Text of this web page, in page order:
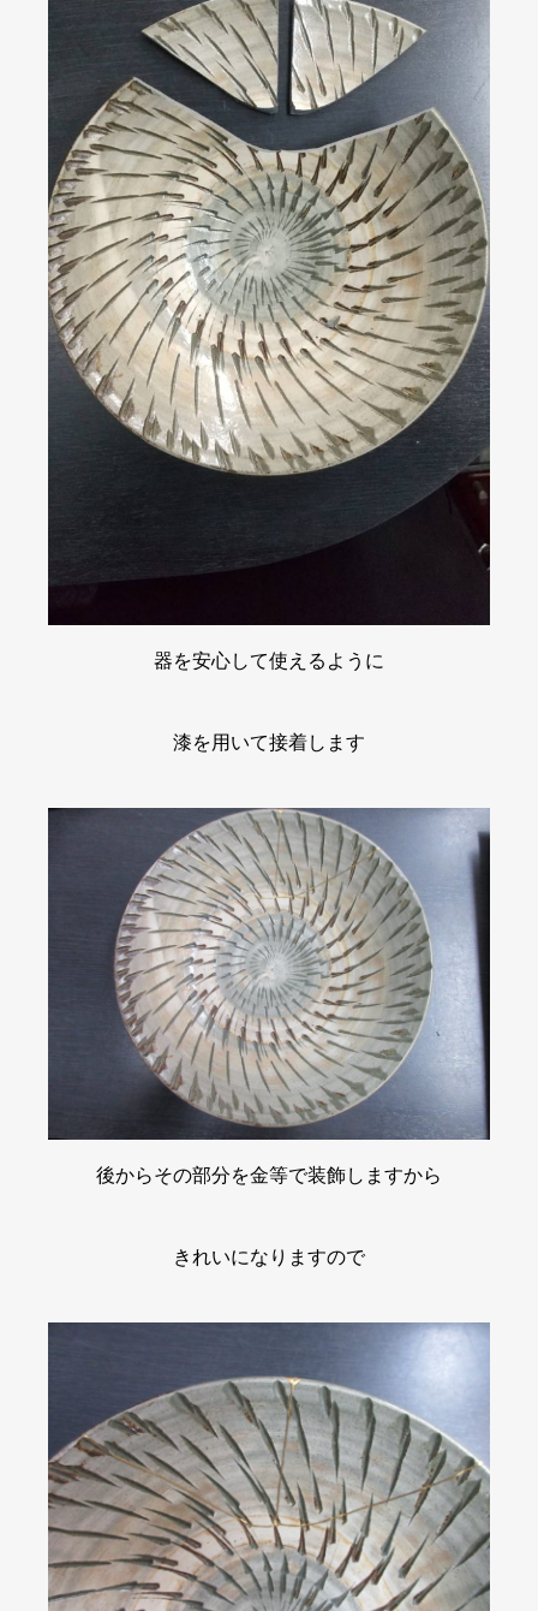
器を安心して使えるように
漆を用いて接着します
後からその部分を金等で装飾しますから
きれいになりますので